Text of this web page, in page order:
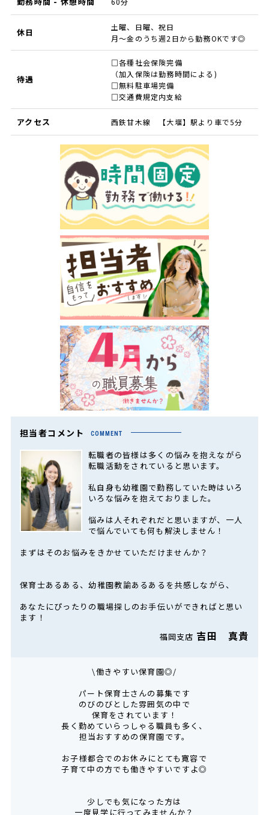
休日
土曜、日曜、祝日
月～金のうち週2日から勤務OKです◎
待遇
□各種社会保険完備
（加入保険は勤務時間による)
□無料駐車場完備
□交通費規定内支給
アクセス 西鉄甘木線 【大堰】駅より車で5分
担当者コメント COMMENT
転職者の皆様は多くの悩みを抱えながら
転職活動をされていると思います。
私自身も幼稚園で勤務していた時はいろ
いろな悩みを抱えておりました。
悩みは人それぞれだと思いますが、一人
で悩んでいても何も解決しません！
まずはそのお悩みをきかせていただけませんか？
保育士あるある、幼稚園教諭あるあるを共感しながら、
あなたにぴったりの職場探しのお手伝いができればと思い
ます！
福岡支店 吉田 真貴
\働きやすい保育園◎/
パート保育士さんの募集です
のびのびとした雰囲気の中で
保育をされています！
長く勤めていらっしゃる職員も多く、
担当おすすめの保育園です。
お子様都合でのお休みにとても寛容で
子育て中の方でも働きやすいですよ◎
少しでも気になった方は
一度見学に行ってみませんか？